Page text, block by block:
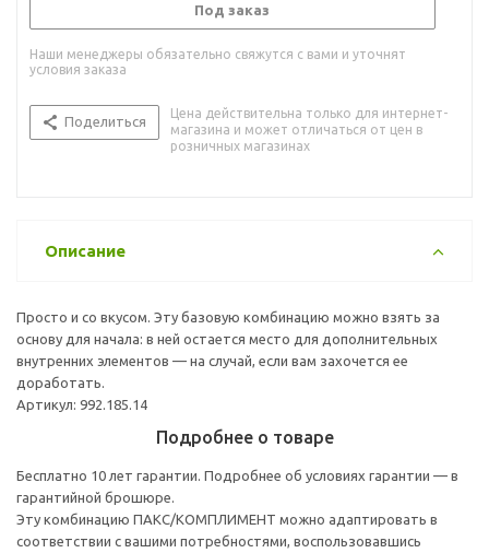
Под заказ
Наши менеджеры обязательно свяжутся с вами и уточнят
условия заказа
Поделиться
Цена действительна только для интернет-
магазина и может отличаться от цен в
розничных магазинах
Описание
Просто и со вкусом. Эту базовую комбинацию можно взять за
основу для начала: в ней остается место для дополнительных
внутренних элементов — на случай, если вам захочется ее
доработать.
Артикул: 992.185.14
Подробнее о товаре
Бесплатно 10 лет гарантии. Подробнее об условиях гарантии — в
гарантийной брошюре.
Эту комбинацию ПАКС/КОМПЛИМЕНТ можно адаптировать в
соответствии с вашими потребностями, воспользовавшись